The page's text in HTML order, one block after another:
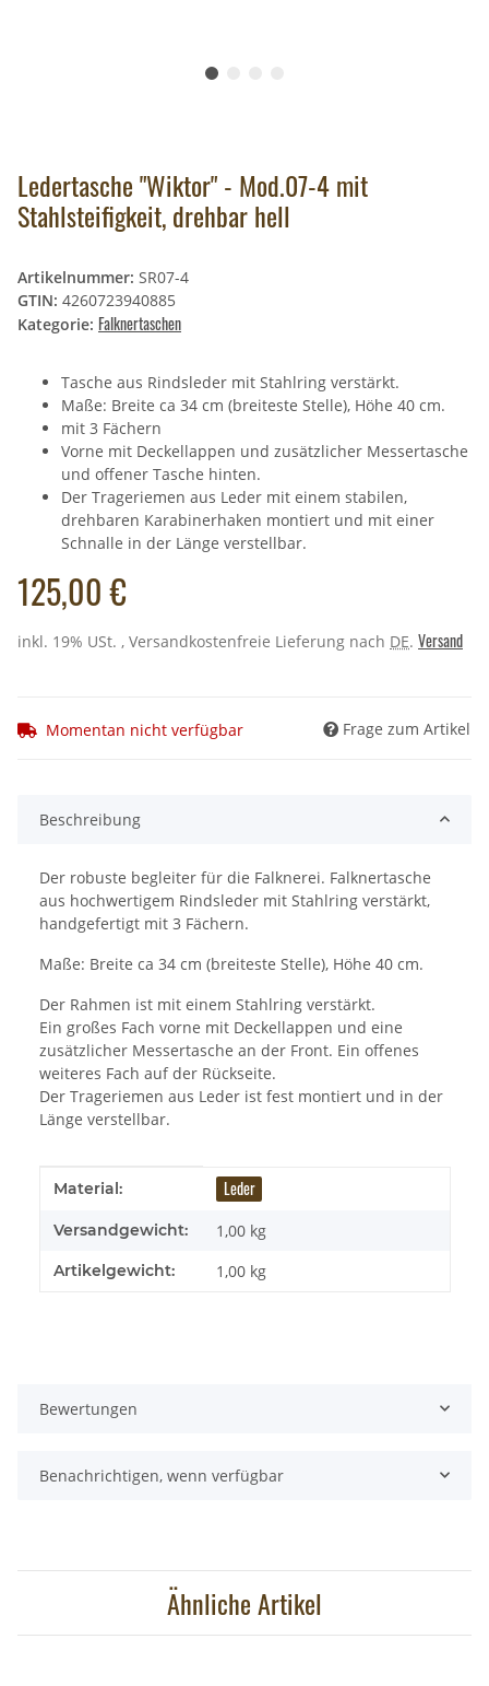
Ledertasche "Wiktor" - Mod.07-4 mit
Stahlsteifigkeit, drehbar hell
Artikelnummer: SR07-4
GTIN: 4260723940885
Kategorie: Falknertaschen
Tasche aus Rindsleder mit Stahlring verstärkt.
Maße: Breite ca 34 cm (breiteste Stelle), Höhe 40 cm.
mit 3 Fächern
Vorne mit Deckellappen und zusätzlicher Messertasche
und offener Tasche hinten.
Der Trageriemen aus Leder mit einem stabilen,
drehbaren Karabinerhaken montiert und mit einer
Schnalle in der Länge verstellbar.
125,00 €
inkl. 19% USt. , Versandkostenfreie Lieferung nach DE. Versand
Momentan nicht verfügbar Frage zum Artikel
Beschreibung
Der robuste begleiter für die Falknerei. Falknertasche
aus hochwertigem Rindsleder mit Stahlring verstärkt,
handgefertigt mit 3 Fächern.
Maße: Breite ca 34 cm (breiteste Stelle), Höhe 40 cm.
Der Rahmen ist mit einem Stahlring verstärkt.
Ein großes Fach vorne mit Deckellappen und eine
zusätzlicher Messertasche an der Front. Ein offenes
weiteres Fach auf der Rückseite.
Der Trageriemen aus Leder ist fest montiert und in der
Länge verstellbar.
Produkteigenschaft
Wert
Material: Leder
Versandgewicht: 1,00 kg
Artikelgewicht: 1,00 kg
Bewertungen
Benachrichtigen, wenn verfügbar
Ähnliche Artikel